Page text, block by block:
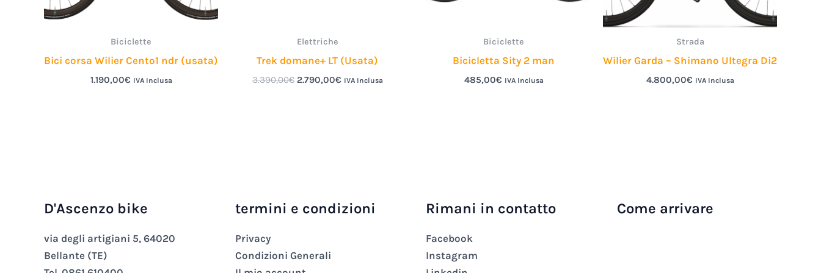
Biciclette
Bici corsa Wilier Cento1 ndr (usata)
1.190,00€ IVA Inclusa
Elettriche
Trek domane+ LT (Usata)
3.390,00€ 2.790,00€ IVA Inclusa
Biciclette
Bicicletta Sity 2 man
485,00€ IVA Inclusa
Strada
Wilier Garda – Shimano Ultegra Di2
4.800,00€ IVA Inclusa
D'Ascenzo bike
via degli artigiani 5, 64020
Bellante (TE)
termini e condizioni
Privacy
Condizioni Generali
Rimani in contatto
Facebook
Instagram
Come arrivare